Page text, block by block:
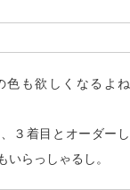
色も欲しくなるよね
３着目とオーダーし
いらっしゃるし。